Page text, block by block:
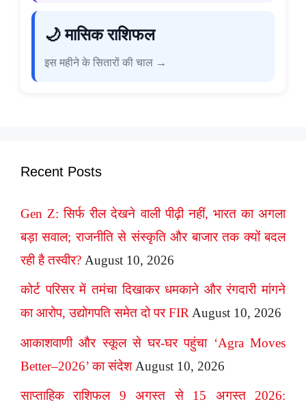
🌙 मासिक राशिफल
इस महीने के सितारों की चाल →
Recent Posts
Gen Z: सिर्फ रील देखने वाली पीढ़ी नहीं, भारत का अगला
बड़ा सवाल; राजनीति से संस्कृति और बाजार तक क्यों बदल
रही है तस्वीर? August 10, 2026
कोर्ट परिसर में तमंचा दिखाकर धमकाने और रंगदारी मांगने
का आरोप, उद्योगपति समेत दो पर FIRAugust 10, 2026
आकाशवाणी और स्कूल से घर-घर पहुंचा ‘Agra Moves
Better–2026’ का संदेश August 10, 2026
साप्ताहिक राशिफल 9 अगस्त से 15 अगस्त 2026: